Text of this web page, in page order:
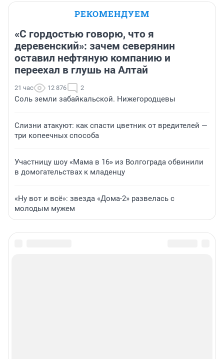
РЕКОМЕНДУЕМ
«С гордостью говорю, что я
деревенский»: зачем северянин
оставил нефтяную компанию и
переехал в глушь на Алтай
21 час 12 876 2
Соль земли забайкальской. Нижегородцевы
Слизни атакуют: как спасти цветник от вредителей —
три копеечных способа
Участницу шоу «Мама в 16» из Волгограда обвинили
в домогательствах к младенцу
«Ну вот и всё»: звезда «Дома-2» развелась с
молодым мужем